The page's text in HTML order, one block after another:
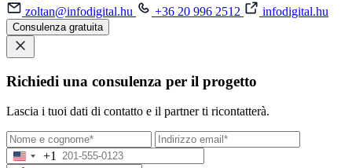
zoltan@infodigital.hu
+36 20 996 2512 infodigital.hu
Consulenza gratuita
Richiedi una consulenza per il progetto
Lascia i tuoi dati di contatto e il partner ti ricontatterà.
+1